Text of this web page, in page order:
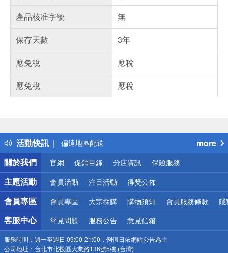
產品核准字號
無
保存天數
3年
應免稅
應稅
應免稅
應稅
活動快訊
詐騙網頁！請小心！
銀行優惠
偏遠地區配送
詐騙網頁！請小心！
more
關於我們
官網 促銷目錄 分店資訊 保險服務
主題活動 會員活動 注目活動 得獎公佈
會員專區 會員專區 大宗採購 購物須知 會員服務條款 隱
客服中心 常見問題 服務公告 意見信箱
服務時間： 週一至週日 09:00-21:00，例假日依網站公告為主
公司地址： 台北市北投區大業路136號5樓 (台灣)